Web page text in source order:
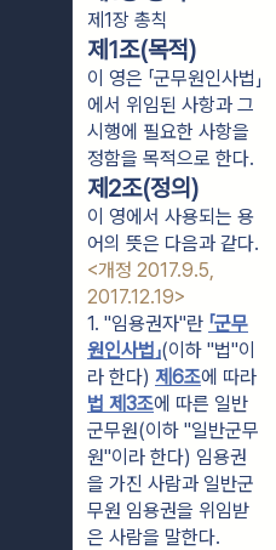
제1장 총칙
제1조(목적)
이 영은 「군무원인사법」
에서 위임된 사항과 그
시행에 필요한 사항을
정함을 목적으로 한다.
제2조(정의)
이 영에서 사용되는 용
어의 뜻은 다음과 같다.
<개정 2017.9.5,
2017.12.19>
1. "임용권자"란 「군무
원인사법」(이하 "법"이
라 한다) 제6조
법 제3조에 따른 일반
군무원(이하 "일반군무
원"이라 한다) 임용권
을 가진 사람과 일반군
무원 임용권을 위임받
은 사람을 말한다.